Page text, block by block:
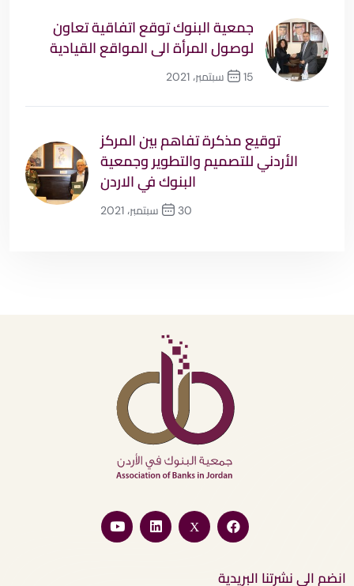
جمعية البنوك توقع اتفاقية تعاون
لوصول المرأة الى المواقع القيادية
15 سبتمبر، 2021
السابق
توقيع مذكرة تفاهم بين المركز
الأردني للتصميم والتطوير وجمعية
البنوك في الاردن
30 سبتمبر، 2021
انضم الى نشرتنا البريدية